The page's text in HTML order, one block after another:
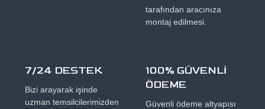
tarafından aracınıza
montaj edilmesi.
7/24 DESTEK
Bizi arayarak işinde
uzman temsilcilerimizden
100% GÜVENLİ
ÖDEME
Güvenli ödeme altyapısı